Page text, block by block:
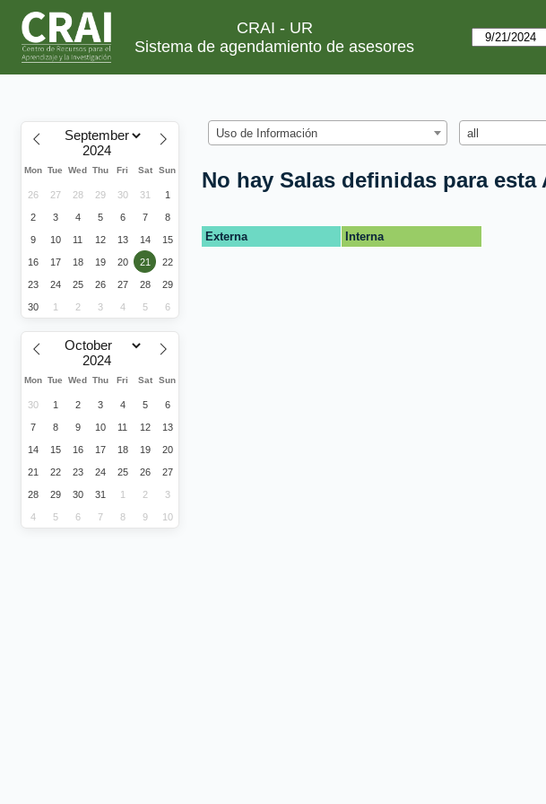
CRAI - UR
Sistema de agendamiento de asesores
Mon Tue Wed Thu Fri Sat Sun
26 27 28 29 30 31 1
2 3 4 5 6 7 8
9 10 11 12 13 14 15
16 17 18 19 20 21 22
23 24 25 26 27 28 29
30 1 2 3 4 5 6
Mon Tue Wed Thu Fri Sat Sun
30 1 2 3 4 5 6
7 8 9 10 11 12 13
14 15 16 17 18 19 20
21 22 23 24 25 26 27
28 29 30 31 1 2 3
4 5 6 7 8 9 10
Uso de Información all
No hay Salas definidas para esta
Externa Interna